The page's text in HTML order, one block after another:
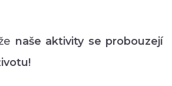
naše aktivity se probouzejí